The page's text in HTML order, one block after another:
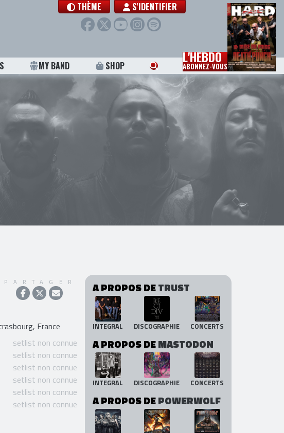
THÈME S'IDENTIFIER
MY BAND SHOP L'HEBDO
ABONNEZ-VOUS
France
setlist non connue
setlist non connue
setlist non connue
setlist non connue
A PROPOS DETRUST
INTEGRAL DISCOGRAPHIE CONCERTS
A PROPOS DEMASTODON
INTEGRAL DISCOGRAPHIE CONCERTS
A PROPOS DEPOWERWOLF